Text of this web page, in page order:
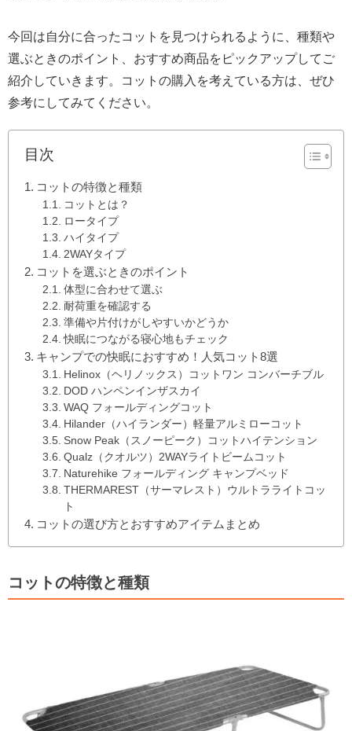
今回は自分に合ったコットを見つけられるように、種類や
選ぶときのポイント、おすすめ商品をピックアップしてご
紹介していきます。コットの購入を考えている方は、ぜひ
参考にしてみてください。
目次
コットの特徴と種類
コットとは？
ロータイプ
ハイタイプ
2WAYタイプ
コットを選ぶときのポイント
体型に合わせて選ぶ
耐荷重を確認する
準備や片付けがしやすいかどうか
快眠につながる寝心地もチェック
キャンプでの快眠におすすめ！人気コット8選
Helinox（ヘリノックス）コットワン コンバーチブル
DOD ハンペンインザスカイ
WAQ フォールディングコット
Hilander（ハイランダー）軽量アルミローコット
Snow Peak（スノーピーク）コットハイテンション
Qualz（クオルツ）2WAYライトビームコット
Naturehike フォールディング キャンプベッド
THERMAREST（サーマレスト）ウルトラライトコッ
ト
コットの選び方とおすすめアイテムまとめ
コットの特徴と種類